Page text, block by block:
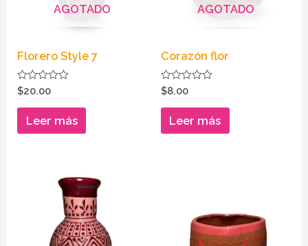
AGOTADO
Florero Style 7
Valorado
en
0
$20.00
Leer más
AGOTADO
Corazón flor
Valorado
en
0
$8.00
Leer más